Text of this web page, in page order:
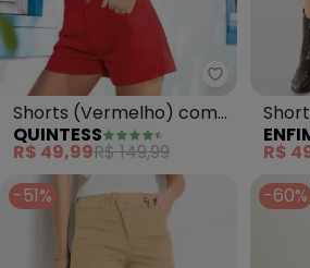
Quintess -
Shorts (Vermelho) com
Bolsos
QUINTESS
R$ 49,99R$ 149,99 R$
-51%
-60%